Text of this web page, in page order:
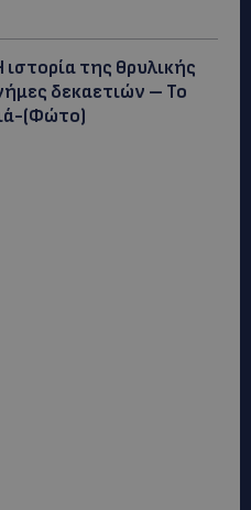
της θρυλικής
δεκαετιών – Το
(Φώτο)